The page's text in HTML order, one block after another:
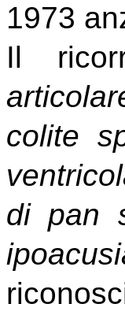
1973
Il
colite
di pan